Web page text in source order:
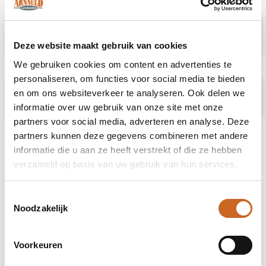
Deze website maakt gebruik van cookies
We gebruiken cookies om content en advertenties te
personaliseren, om functies voor social media te bieden
en om ons websiteverkeer te analyseren. Ook delen we
informatie over uw gebruik van onze site met onze
partners voor social media, adverteren en analyse. Deze
partners kunnen deze gegevens combineren met andere
informatie die u aan ze heeft verstrekt of die ze hebben
verzameld op basis van uw gebruik van hun services.
Noodzakelijk
Voorkeuren
Prijsspecificaties